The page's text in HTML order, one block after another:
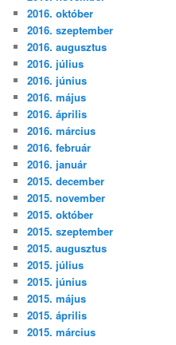
2016. október
2016. szeptember
2016. augusztus
2016. július
2016. június
2016. május
2016. április
2016. március
2016. február
2016. január
2015. december
2015. november
2015. október
2015. szeptember
2015. augusztus
2015. július
2015. június
2015. május
2015. április
2015. március